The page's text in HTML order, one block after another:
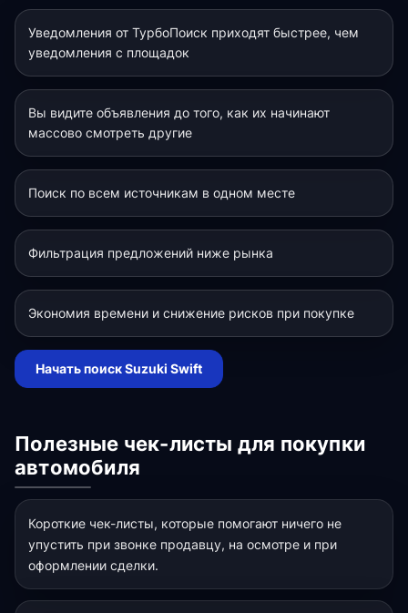
Уведомления от ТурбоПоиск приходят быстрее, чем
уведомления с площадок
Вы видите объявления до того, как их начинают
массово смотреть другие
Поиск по всем источникам в одном месте
Фильтрация предложений ниже рынка
Экономия времени и снижение рисков при покупке
Начать поиск Suzuki Swift
Полезные чек-листы для покупки
автомобиля
Короткие чек-листы, которые помогают ничего не
упустить при звонке продавцу, на осмотре и при
оформлении сделки.